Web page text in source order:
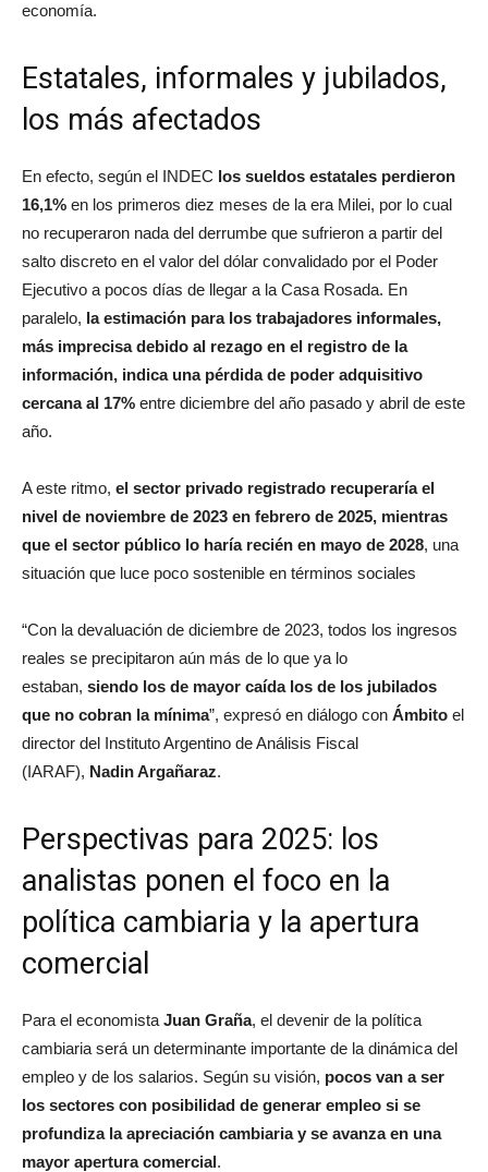
economía.
Estatales, informales y jubilados,
los más afectados
En efecto, según el INDEC los sueldos estatales perdieron
16,1% en los primeros diez meses de la era Milei, por lo cual
no recuperaron nada del derrumbe que sufrieron a partir del
salto discreto en el valor del dólar convalidado por el Poder
Ejecutivo a pocos días de llegar a la Casa Rosada. En
paralelo, la estimación para los trabajadores informales,
más imprecisa debido al rezago en el registro de la
información, indica una pérdida de poder adquisitivo
cercana al 17% entre diciembre del año pasado y abril de este
año.
A este ritmo, el sector privado registrado recuperaría el
nivel de noviembre de 2023 en febrero de 2025, mientras
que el sector público lo haría recién en mayo de 2028, una
situación que luce poco sostenible en términos sociales
“Con la devaluación de diciembre de 2023, todos los ingresos
reales se precipitaron aún más de lo que ya lo
estaban, siendo los de mayor caída los de los jubilados
que no cobran la mínima”, expresó en diálogo con Ámbito el
director del Instituto Argentino de Análisis Fiscal
(IARAF), Nadin Argañaraz.
Perspectivas para 2025: los
analistas ponen el foco en la
política cambiaria y la apertura
comercial
Para el economista Juan Graña, el devenir de la política
cambiaria será un determinante importante de la dinámica del
empleo y de los salarios. Según su visión, pocos van a ser
los sectores con posibilidad de generar empleo si se
profundiza la apreciación cambiaria y se avanza en una
mayor apertura comercial.